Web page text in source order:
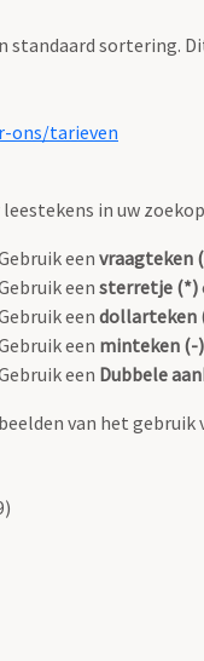
standaard sortering.
ons/tarieven
leestekens in uw
eenvraagteken
eensterretje (*)
eendollarteken
een minteken (-)
een Dubbele
van het gebruik